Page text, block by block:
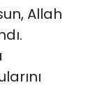
Allah